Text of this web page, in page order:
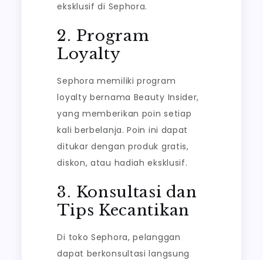
eksklusif di Sephora.
2. Program
Loyalty
Sephora memiliki program
loyalty bernama Beauty Insider,
yang memberikan poin setiap
kali berbelanja. Poin ini dapat
ditukar dengan produk gratis,
diskon, atau hadiah eksklusif.
3. Konsultasi dan
Tips Kecantikan
Di toko Sephora, pelanggan
dapat berkonsultasi langsung